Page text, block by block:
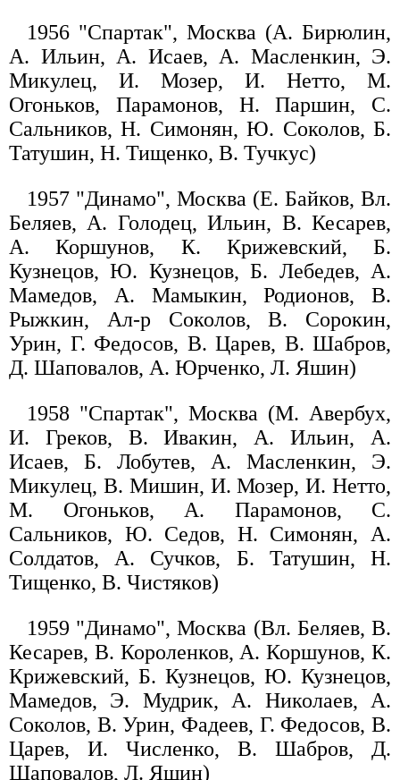
1956 "Спартак", Москва (А. Бирюлин,
А. Ильин, А. Исаев, А. Масленкин, Э.
Микулец, И. Мозер, И. Нетто, М.
Огоньков, Парамонов, Н. Паршин, С.
Сальников, Н. Симонян, Ю. Соколов, Б.
Татушин, Н. Тищенко, В. Тучкус)
1957 "Динамо", Москва (Е. Байков, Вл.
Беляев, А. Голодец, Ильин, В. Кесарев,
А. Коршунов, К. Крижевский, Б.
Кузнецов, Ю. Кузнецов, Б. Лебедев, А.
Мамедов, А. Мамыкин, Родионов, В.
Рыжкин, Ал-р Соколов, В. Сорокин,
Урин, Г. Федосов, В. Царев, В. Шабров,
Д. Шаповалов, А. Юрченко, Л. Яшин)
1958 "Спартак", Москва (М. Авербух,
И. Греков, В. Ивакин, А. Ильин, А.
Исаев, Б. Лобутев, А. Масленкин, Э.
Микулец, В. Мишин, И. Мозер, И. Нетто,
М. Огоньков, А. Парамонов, С.
Сальников, Ю. Седов, Н. Симонян, А.
Солдатов, А. Сучков, Б. Татушин, Н.
Тищенко, В. Чистяков)
1959 "Динамо", Москва (Вл. Беляев, В.
Кесарев, В. Короленков, А. Коршунов, К.
Крижевский, Б. Кузнецов, Ю. Кузнецов,
Мамедов, Э. Мудрик, А. Николаев, А.
Соколов, В. Урин, Фадеев, Г. Федосов, В.
Царев, И. Численко, В. Шабров, Д.
Шаповалов, Л. Яшин)